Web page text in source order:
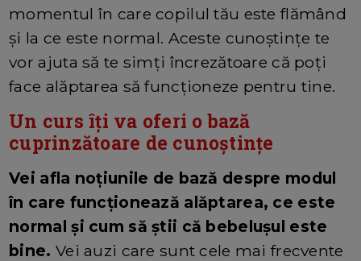
momentul în care copilul tău este flămând
și la ce este normal. Aceste cunoștințe te
vor ajuta să te simți încrezătoare că poți
face alăptarea să funcționeze pentru tine.
Un curs îți va oferi o bază
cuprinzătoare de cunoștințe
Vei afla noțiunile de bază despre modul
în care funcționează alăptarea, ce este
normal și cum să știi că bebelușul este
bine. Vei auzi care sunt cele mai frecvente